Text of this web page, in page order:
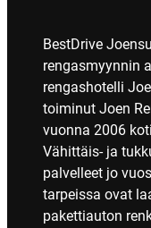
BestDrive
rengasmyynnin
rengashotelli
toiminut Joen
vuonna 2006
Vähittäis- ja
palvelleet jo
tarpeissa ovat
pakettiauton